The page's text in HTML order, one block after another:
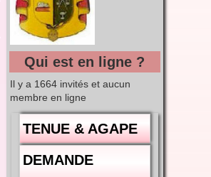
Qui est en ligne ?
Il y a 1664 invités et aucun
membre en ligne
TENUE & AGAPE
DEMANDE